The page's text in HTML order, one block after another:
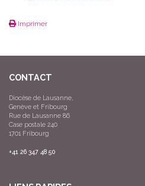
Imprimer
CONTACT
Diocèse de Lausanne,
Genève et Fribourg
Rue de Lausanne 86
Case postale 240
1701 Fribourg
+41 26 347 48 50